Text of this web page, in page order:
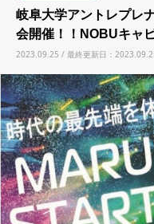
岐阜大学アントレプレ
会開催！！NOBUキャ
2023.09.25 / 最終更新日：